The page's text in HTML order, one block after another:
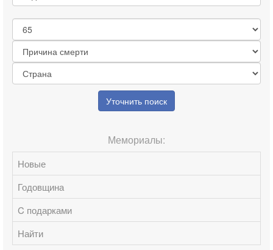
Уточнить поиск
Мемориалы:
Новые
Годовщина
C подарками
Найти